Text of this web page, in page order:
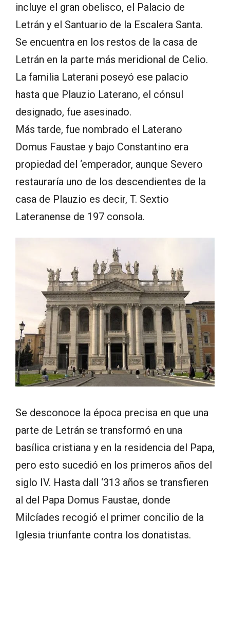
incluye el gran obelisco, el Palacio de
Letrán y el Santuario de la Escalera Santa.
Se encuentra en los restos de la casa de
Letrán en la parte más meridional de Celio.
La familia Laterani poseyó ese palacio
hasta que Plauzio Laterano, el cónsul
designado, fue asesinado.
Más tarde, fue nombrado el Laterano
Domus Faustae y bajo Constantino era
propiedad del ‘emperador, aunque Severo
restauraría uno de los descendientes de la
casa de Plauzio es decir, T. Sextio
Lateranense de 197 consola.
Se desconoce la época precisa en que una
parte de Letrán se transformó en una
basílica cristiana y en la residencia del Papa,
pero esto sucedió en los primeros años del
siglo IV. Hasta dall ‘313 años se transfieren
al del Papa Domus Faustae, donde
Milcíades recogió el primer concilio de la
Iglesia triunfante contra los donatistas.